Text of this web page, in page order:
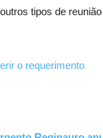
tipos de
o requerimento